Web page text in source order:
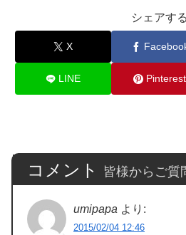
シェアする
X
LINE Pinterest
コメント 皆様からご質
umipapa より:
2015/02/04 12:46